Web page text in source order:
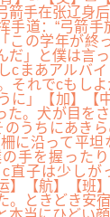
箭手在张辽身
手道：“弓箭手
この学年が終
だ」と僕は言
cまあアルバ
それでcもし
に」【加】【
た。犬が目を
うちにあき
に沿って平
手を握った
c直子は少しが
】【航】【班
。ときどき安